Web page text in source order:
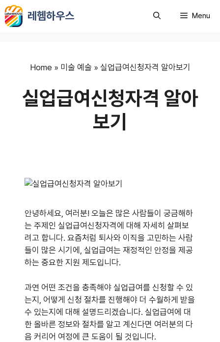
컨
텐
레헴하우스 Menu
Home » 미술 예술 » 실업급여신청자격 알아보기
실업급여신청자격 알아
보기
안녕하세요, 여러분! 오늘은 많은 사람들이 궁금해하
는 주제인 실업급여신청자격에 대해 자세히 살펴보
려고 합니다. 요즘처럼 퇴사와 이직을 고민하는 사람
들이 많은 시기에, 실업급여는 재정적인 안정을 제공
하는 중요한 지원 제도입니다.
과연 어떤 조건을 충족해야 실업급여를 신청할 수 있
는지, 어떻게 신청 절차를 진행해야 더 수월하게 받을
수 있는지에 대해 설명드리겠습니다. 실업급여에 대
한 올바른 정보와 절차를 알고 계신다면 여러분의 다
음 커리어 여정에 큰 도움이 될 것입니다.